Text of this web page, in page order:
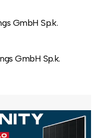
GmbH Sp.k.
GmbH Sp.k.